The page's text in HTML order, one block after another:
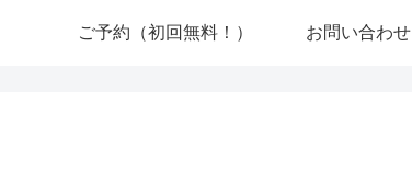
ご予約（初回無料！） お問い合わせ